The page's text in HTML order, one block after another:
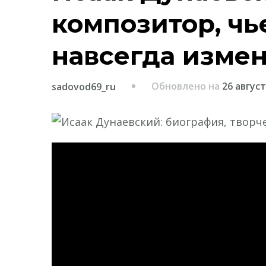
композитор,
навсегда
sadovod69_ru Обновлено на 26